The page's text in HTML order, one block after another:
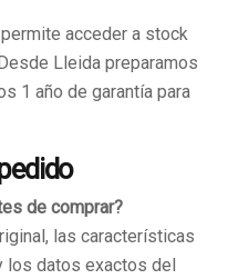
acceder a stock
Lleida preparamos
1 año de garantía para
de comprar?
las características
los datos exactos del